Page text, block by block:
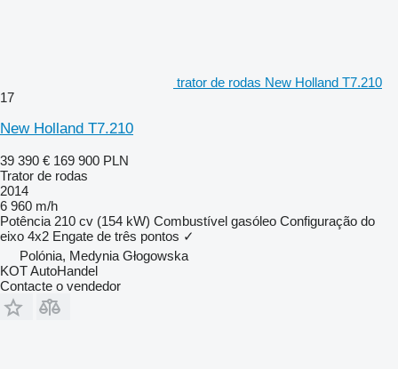
trator de rodas New Holland T7.210
17
New Holland T7.210
39 390 € 169 900 PLN
Trator de rodas
2014
6 960 m/h
Potência 210 cv (154 kW) Combustível gasóleo Configuração do
eixo 4x2 Engate de três pontos ✓
Polónia, Medynia Głogowska
KOT AutoHandel
Contacte o vendedor